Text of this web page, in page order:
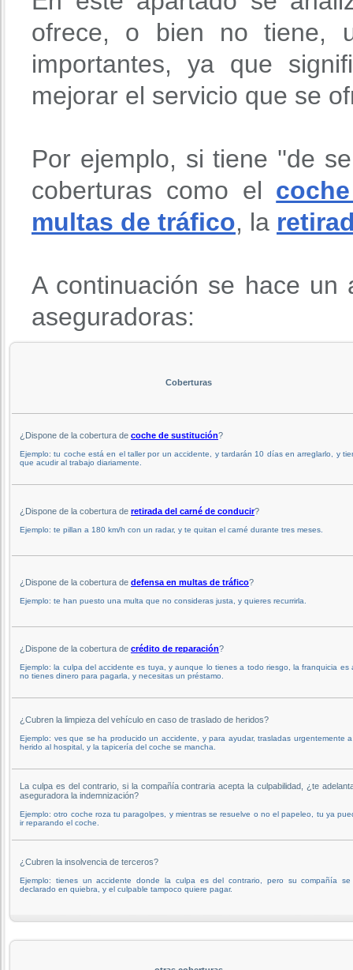
ofrece, o bien no tiene,
importantes, ya que
mejorar el servicio que se
Por ejemplo, si tiene ''de
coberturas como el
multas de tráfico, la
A continuación se hace un
aseguradoras:
Coberturas
¿Dispone de la cobertura de coche de sustitución?
Ejemplo: tu coche está en el taller por un accidente, y tardarán 10 días en arreglarlo, y
que acudir al trabajo diariamente.
¿Dispone de la cobertura de retirada del carné de conducir?
Ejemplo: te pillan a 180 km/h con un radar, y te quitan el carné durante tres meses.
¿Dispone de la cobertura de defensa en multas de tráfico?
Ejemplo: te han puesto una multa que no consideras justa, y quieres recurrirla.
¿Dispone de la cobertura de crédito de reparación?
Ejemplo: la culpa del accidente es tuya, y aunque lo tienes a todo riesgo, la franquicia es
no tienes dinero para pagarla, y necesitas un préstamo.
¿Cubren la limpieza del vehículo en caso de traslado de heridos?
Ejemplo: ves que se ha producido un accidente, y para ayudar, trasladas urgentemente
herido al hospital, y la tapicería del coche se mancha.
La culpa es del contrario, si la compañía contraria acepta la culpabilidad, ¿te
aseguradora la indemnización?
Ejemplo: otro coche roza tu paragolpes, y mientras se resuelve o no el papeleo, tu ya
ir reparando el coche.
¿Cubren la insolvencia de terceros?
Ejemplo: tienes un accidente donde la culpa es del contrario, pero su compañía
declarado en quiebra, y el culpable tampoco quiere pagar.